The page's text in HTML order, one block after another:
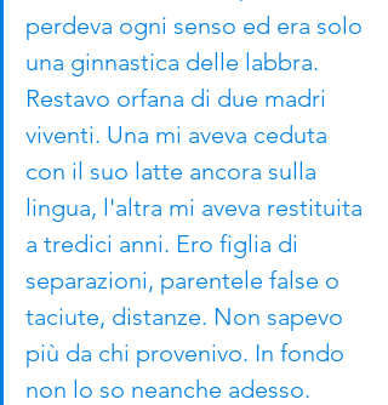
perdeva ogni senso ed era solo
una ginnastica delle labbra.
Restavo orfana di due madri
viventi. Una mi aveva ceduta
con il suo latte ancora sulla
lingua, l'altra mi aveva restituita
a tredici anni. Ero figlia di
separazioni, parentele false o
taciute, distanze. Non sapevo
più da chi provenivo. In fondo
non lo so neanche adesso.